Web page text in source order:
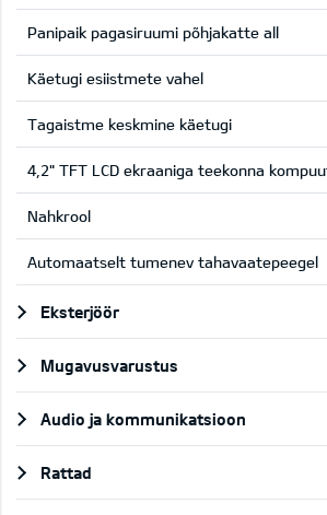
Panipaik pagasiruumi põhjakatte all
Käetugi esiistmete vahel
Tagaistme keskmine käetugi
4,2" TFT LCD ekraaniga teekonna
Nahkrool
Automaatselt tumenev tahavaatepeegel
Eksterjöör
Mugavusvarustus
Audio ja kommunikatsioon
Rattad